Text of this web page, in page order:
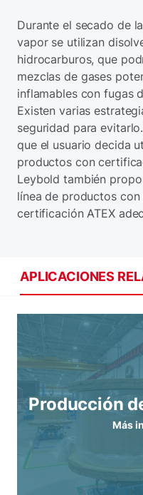
Durante el secado de
vapor se utilizan
hidrocarburos, que
mezclas de gases
inflamables con fugas
Existen varias
seguridad para
que el usuario decida
productos con
Leybold también
línea de productos con
certificación ATEX
APLICACIONES
Producción
Más